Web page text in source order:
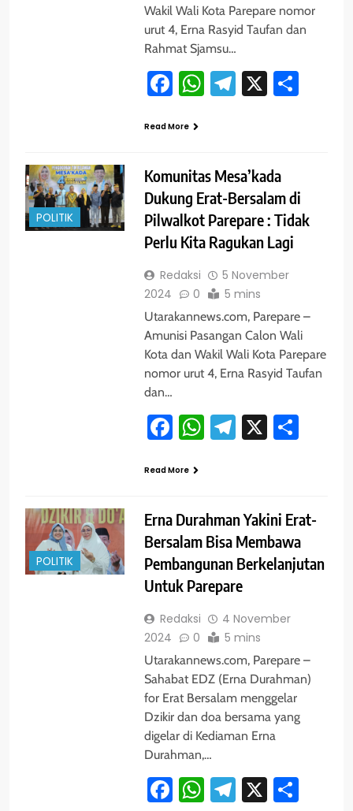
Wakil Wali Kota Parepare nomor
urut 4, Erna Rasyid Taufan dan
Rahmat Sjamsu…
Facebook
WhatsApp
Telegram
X
Read More
POLITIK
Komunitas Mesa’kada
Dukung Erat-Bersalam di
Pilwalkot Parepare : Tidak
Perlu Kita Ragukan Lagi
Redaksi
5 November
2024
0 5 mins
Utarakannews.com, Parepare –
Amunisi Pasangan Calon Wali
Kota dan Wakil Wali Kota Parepare
nomor urut 4, Erna Rasyid Taufan
dan…
Facebook
WhatsApp
Telegram
X
Read More
POLITIK
Erna Durahman Yakini Erat-
Bersalam Bisa Membawa
Pembangunan Berkelanjutan
Untuk Parepare
Redaksi
4 November
2024
0 5 mins
Utarakannews.com, Parepare –
Sahabat EDZ (Erna Durahman)
for Erat Bersalam menggelar
Dzikir dan doa bersama yang
digelar di Kediaman Erna
Durahman,…
Facebook
WhatsApp
Telegram
X